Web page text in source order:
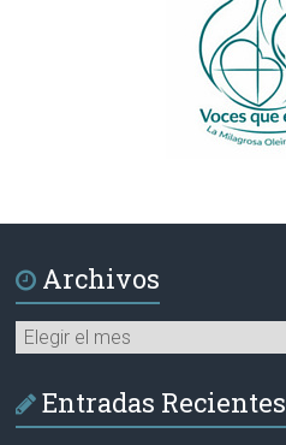
Archivos
Archivos
Entradas Recientes